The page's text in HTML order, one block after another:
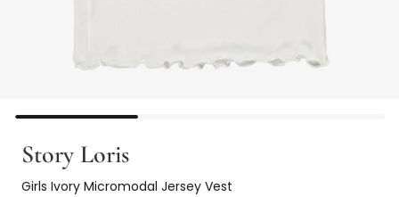
Story Loris
Girls Ivory Micromodal Jersey Vest